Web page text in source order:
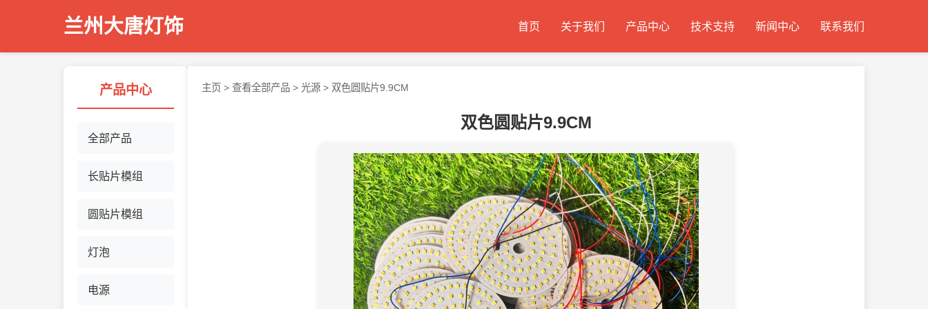
兰州大唐灯饰 首页 关于我们 产品中心 技术支持 新闻中心 联系我们
产品中心
全部产品
长贴片模组
圆贴片模组
灯泡
电源
主页 > 查看全部产品 > 光源 > 双色圆贴片9.9CM
双色圆贴片9.9CM